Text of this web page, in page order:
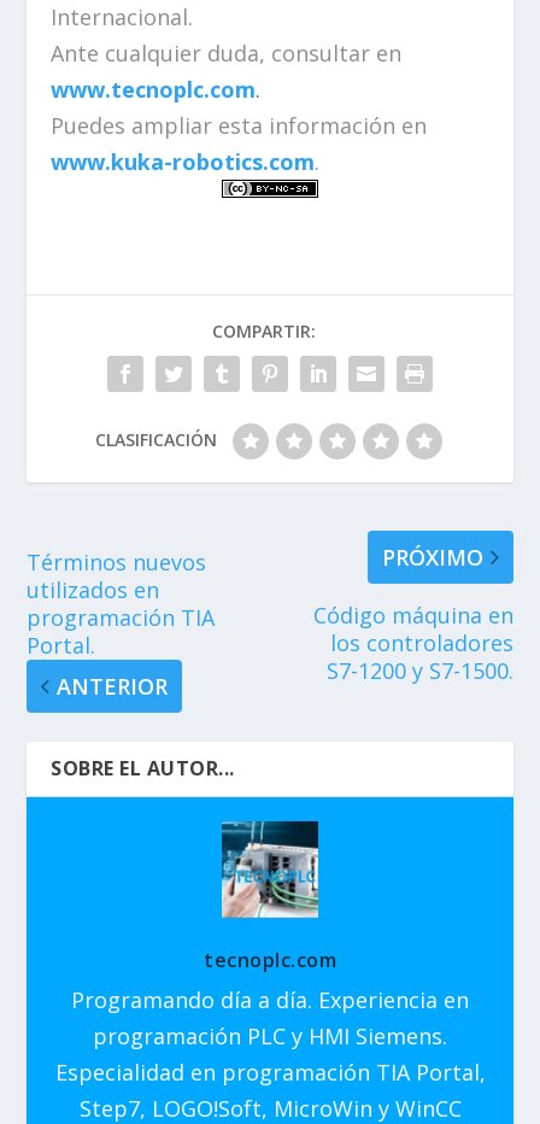
Internacional.
Ante cualquier duda, consultar en
www.tecnoplc.com.
Puedes ampliar esta información en
www.kuka-robotics.com.
COMPARTIR:
CLASIFICACIÓN
Términos nuevos
utilizados en
programación TIA
Portal.
ANTERIOR
PRÓXIMO
Código máquina en
los controladores
S7-1200 y S7-1500.
SOBRE EL AUTOR...
tecnoplc.com
Programando día a día. Experiencia en
programación PLC y HMI Siemens.
Especialidad en programación TIA Portal,
Step7, LOGO!Soft, MicroWin y WinCC